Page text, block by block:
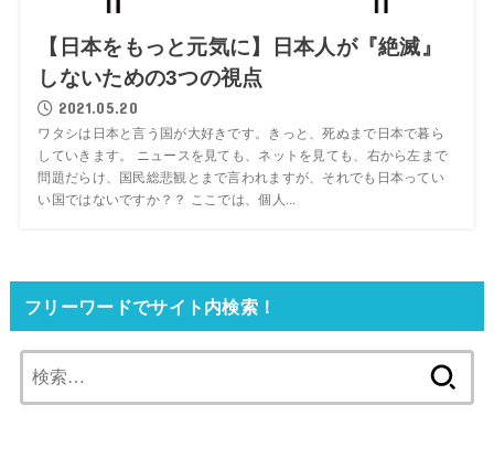
【日本をもっと元気に】日本人が『絶滅』
しないための3つの視点
2021.05.20
ワタシは日本と言う国が大好きです。きっと、死ぬまで日本で暮ら
していきます。 ニュースを見ても、ネットを見ても、右から左まで
問題だらけ、国民総悲観とまで言われますが、それでも日本ってい
い国ではないですか？？ ここでは、個人...
フリーワードでサイト内検索！
索: